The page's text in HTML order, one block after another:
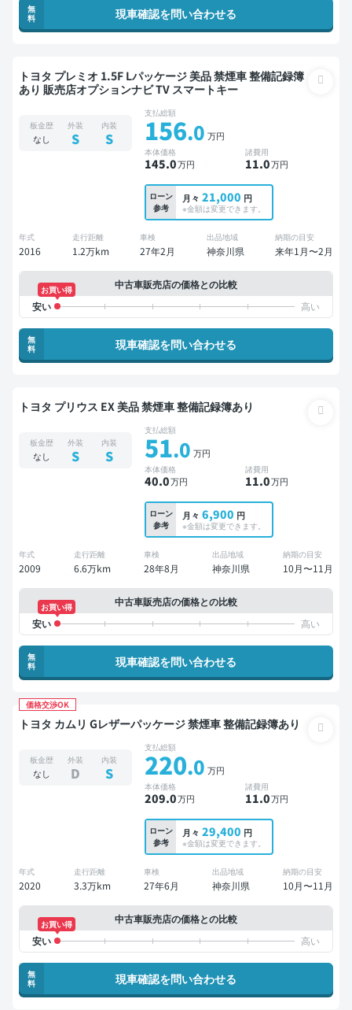
無
料
現車確認を問い合わせる
トヨタ プレミオ 1.5F Lパッケージ 美品 禁煙車 整備記録簿
あり 販売店オプションナビ TV スマートキー
板金歴
なし
外装
S
内装
S
支払総額
156.0 万円
本体価格
145.0万円
諸費用
11.0万円
ローン
参考
月々 21,000 円
※金額は変更できます。
年式
2016
走行距離
1.2万km
車検
27年2月
出品地域
神奈川県
納期の目安
来年1月〜2月
中古車販売店の価格との比較
お買い得
無
料
現車確認を問い合わせる
トヨタ プリウス EX 美品 禁煙車 整備記録簿あり
板金歴
なし
外装
S
内装
S
支払総額
51.0 万円
本体価格
40.0万円
諸費用
11.0万円
ローン
参考
月々 6,900 円
※金額は変更できます。
年式
2009
走行距離
6.6万km
車検
28年8月
出品地域
神奈川県
納期の目安
10月〜11月
中古車販売店の価格との比較
お買い得
無
料
現車確認を問い合わせる
価格交渉OK
トヨタ カムリ Gレザーパッケージ 禁煙車 整備記録簿あり
板金歴
なし
外装
D
内装
S
支払総額
220.0 万円
本体価格
209.0万円
諸費用
11.0万円
ローン
参考
月々 29,400 円
※金額は変更できます。
年式
2020
走行距離
3.3万km
車検
27年6月
出品地域
神奈川県
納期の目安
10月〜11月
中古車販売店の価格との比較
お買い得
無
料
現車確認を問い合わせる